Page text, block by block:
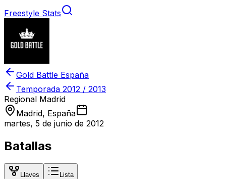
Freestyle Stats
Gold Battle España
Temporada 2012 / 2013
Regional Madrid
Madrid, España
martes, 5 de junio de 2012
Batallas
Llaves Lista